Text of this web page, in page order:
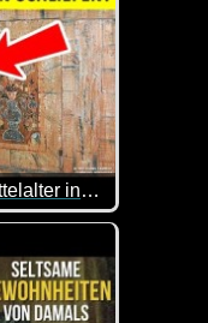
Warum die Europäer im Mittelalter in Kisten schliefen
über unbequeme